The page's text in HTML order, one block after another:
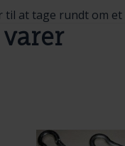
til at tage rundt om